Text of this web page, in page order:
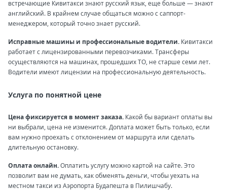
встречающие Кивитакси знают русский язык, еще больше — знают
английский. В крайнем случае общаться можно с саппорт-
менеджером, который точно знает русский.
Исправные машины и профессиональные водители. Кивитакси
работает с лицензированными перевозчиками. Трансферы
осуществляются на машинах, прошедших ТО, не старше семи лет.
Водители имеют лицензии на профессиональную деятельность.
Услуга по понятной цене
Цена фиксируется в момент заказа. Какой бы вариант оплаты вы
ни выбрали, цена не изменится. Доплата может быть только, если
вам нужно проехать с отклонением от маршрута или сделать
длительную остановку.
Оплата онлайн.Оплатить услугу можно картой на сайте. Это
позволит вам не думать, как обменять деньги, чтобы уехать на
местном такси из Аэропорта Будапешта в Пилишчабу.